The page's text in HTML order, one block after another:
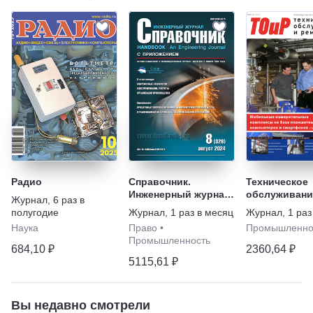
Радио
Журнал 6 раз в
полугодие
Наука
684,10 ₽
Справочник.
Инженерный журнал.
С приложением.
Журнал 1 раз в месяц
Право •
Промышленность
5115,61 ₽
Техническое
ремонт
Журнал 1
2360,64 ₽
Вы недавно смотрели